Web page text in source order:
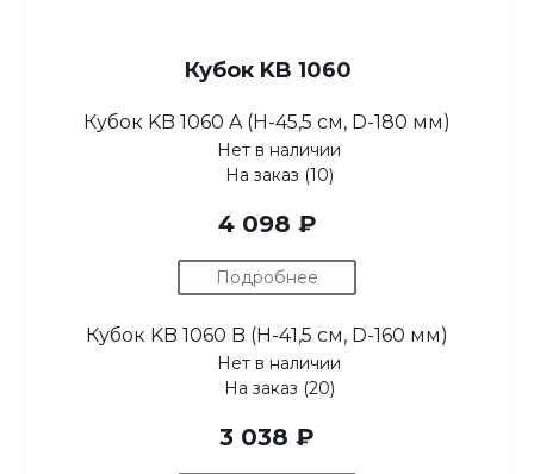
Кубок KB 1060
Кубок KB 1060 A (H-45,5 см, D-180 мм)
Нет в наличии
На заказ (10)
4 098 ₽
Подробнее
Кубок KB 1060 B (H-41,5 см, D-160 мм)
Нет в наличии
На заказ (20)
3 038 ₽